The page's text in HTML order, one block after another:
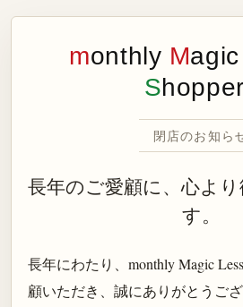
monthly Magic
S
閉店のお知ら
長年のご愛顧に、心よ
す。
長年にわたり、monthly Magic
顧いただき、誠にありがとうござ